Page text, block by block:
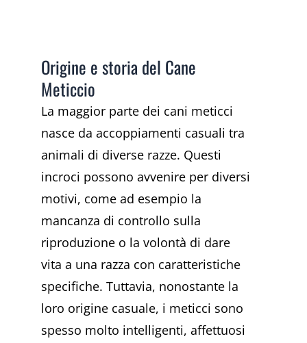
Origine e storia del Cane
Meticcio
La maggior parte dei cani meticci
nasce da accoppiamenti casuali tra
animali di diverse razze. Questi
incroci possono avvenire per diversi
motivi, come ad esempio la
mancanza di controllo sulla
riproduzione o la volontà di dare
vita a una razza con caratteristiche
specifiche. Tuttavia, nonostante la
loro origine casuale, i meticci sono
spesso molto intelligenti, affettuosi